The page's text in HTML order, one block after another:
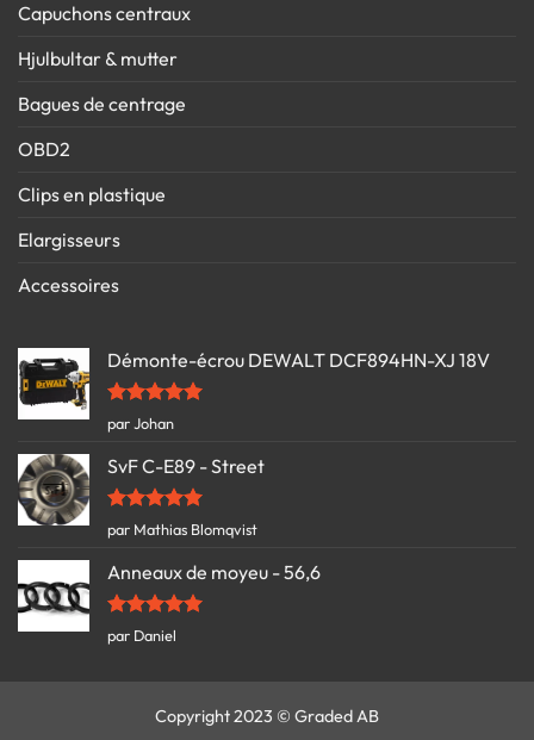
Capuchons centraux
Hjulbultar & mutter
Bagues de centrage
OBD2
Clips en plastique
Elargisseurs
Accessoires
Démonte-écrou DEWALT DCF894HN-XJ 18V
Note5sur
5
par Johan
SvF C-E89 - Street
Note5sur
5
par Mathias Blomqvist
Anneaux de moyeu - 56,6
Note5sur
5
par Daniel
Copyright 2023 © Graded AB